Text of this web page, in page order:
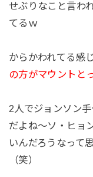
せぶりなこと言わ
てるｗ
からかわれてる感
の方がマウントと
2人でジョンソン
だよね～ソ・ヒョ
いんだろうなって
（笑）